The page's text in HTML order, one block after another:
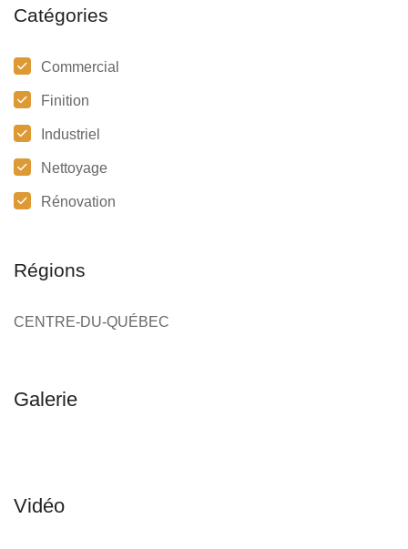
Catégories
Commercial
Finition
Industriel
Nettoyage
Rénovation
Régions
CENTRE-DU-QUÉBEC